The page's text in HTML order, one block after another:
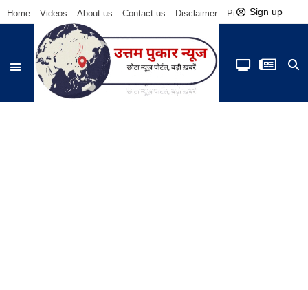
Home Videos About us Contact us Disclaimer Privacy Policy
Sign up